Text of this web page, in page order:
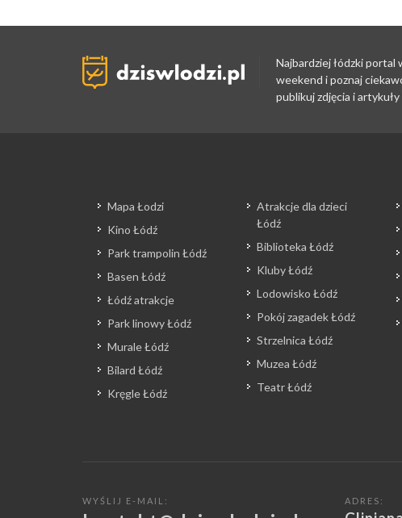
Najbardziej łódzki portal
weekend i poznaj
publikuj zdjęcia i
Mapa Łodzi
Kino Łódź
Park trampolin Łódź
Basen Łódź
Łódź atrakcje
Park linowy Łódź
Murale Łódź
Bilard Łódź
Kręgle Łódź
Atrakcje dla dzieci
Łódź
Biblioteka Łódź
Kluby Łódź
Lodowisko Łódź
Pokój zagadek Łódź
Strzelnica Łódź
Muzea Łódź
Teatr Łódź
WYŚLIJ E-MAIL: ADRES: